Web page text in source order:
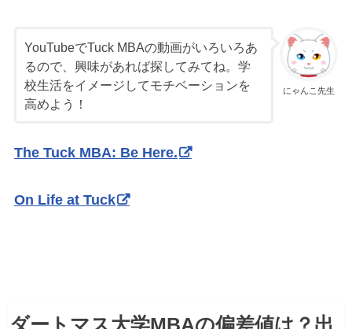
にゃんこ先生
YouTubeでTuck MBAの動画がいろいろあ
るので、興味があれば探してみてね。学
校生活をイメージしてモチベーションを
高めよう！
The Tuck MBA: Be Here.
On Life at Tuck
ダートマス大学MBAの偏差値は？出